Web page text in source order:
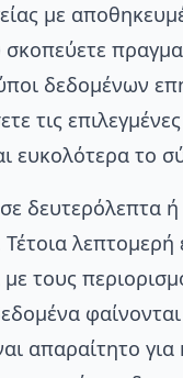
με
δεδομένων
τις
ευκολότερα το
δευτερόλεπτα
τους
φαίνονται
απαραίτητο